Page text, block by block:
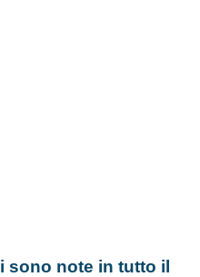
sono note in tutto il